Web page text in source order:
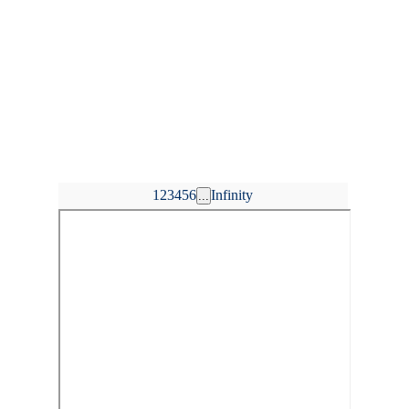
1 23456 Infinity